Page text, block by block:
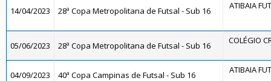
14/04/2023 28ª Copa Metropolitana de Futsal - Sub 16 ATIBAIA
05/06/2023 28ª Copa Metropolitana de Futsal - Sub 16 COLÉGIO
04/09/2023 40ª Copa Campinas de Futsal - Sub 16 ATIBAIA